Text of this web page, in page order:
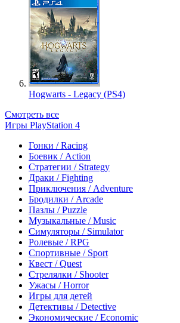
Hogwarts - Legacy (PS4)
Смотреть все
Игры PlayStation 4
Гонки / Racing
Боевик / Action
Стратегии / Strategy
Драки / Fighting
Приключения / Adventure
Бродилки / Arcade
Пазлы / Puzzle
Музыкальные / Music
Симуляторы / Simulator
Ролевые / RPG
Спортивные / Sport
Квест / Quest
Стрелялки / Shooter
Ужасы / Horror
Игры для детей
Детективы / Detective
Экономические / Economic